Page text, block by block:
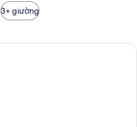
3+ giường
Chăn bông, két bảo mật tại phòng,